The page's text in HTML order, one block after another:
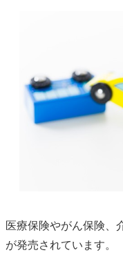
医療保険やがん保険、
が発売されています。